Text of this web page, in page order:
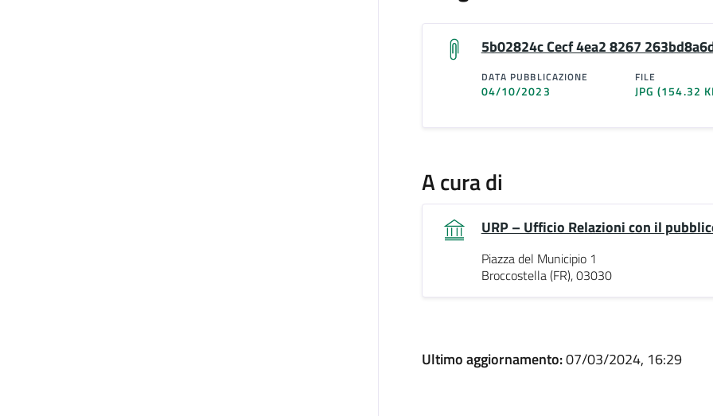
5b02824c Cecf 4ea2 8267
DATA PUBBLICAZIONE
04/10/2023
FILE
JPG(154.32
A cura di
URP – Ufficio Relazioni con il
Piazza del Municipio 1
Broccostella (FR), 03030
Ultimo aggiornamento:07/03/2024, 16:29